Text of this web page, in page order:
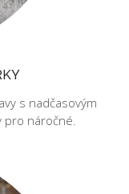
s nadčasovým
pro náročné.